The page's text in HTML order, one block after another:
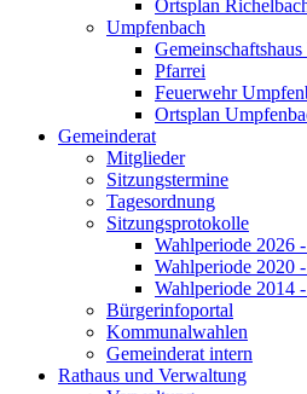
Ortsplan
Umpfenbach
Pfarrei
Feuerwehr
Ortsplan
Gemeinderat
Mitglieder
Sitzungstermine
Tagesordnung
Sitzungsprotokolle
Wahlperiode 2026
Wahlperiode 2020
Wahlperiode 2014
Bürgerinfoportal
Kommunalwahlen
Gemeinderat intern
Rathaus und Verwaltung